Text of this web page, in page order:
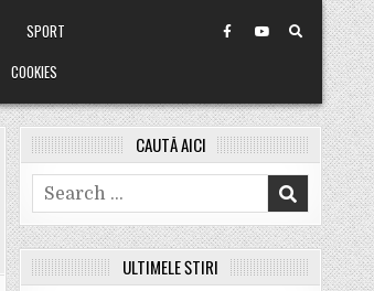
SPORT
COOKIES
CAUTĂ AICI
Search
for:
ULTIMELE ȘTIRI